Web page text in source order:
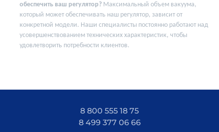
обеспечить ваш регулятор? Максимальный объем вакуума,
который может обеспечивать наш регулятор, зависит от
конкретной модели. Наши специалисты постоянно работают над
усовершенствованием технических характеристик, чтобы
удовлетворить потребности клиентов.
8 800 555 18 75
8 499 377 06 66